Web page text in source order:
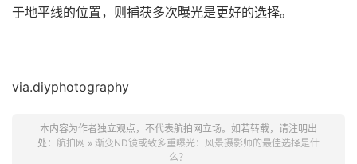
于地平线的位置，则捕获多次曝光是更好的选择。
via.diyphotography
本内容为作者独立观点，不代表航拍网立场。如若转载，请注明出
处： 航拍网 » 渐变ND镜或致多重曝光：风景摄影师的最佳选择是什
么？